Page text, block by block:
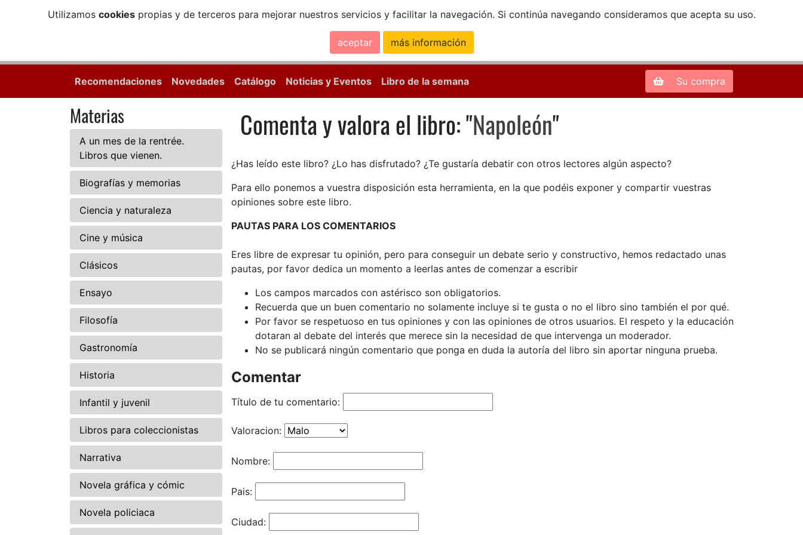
Utilizamos cookiespropias y de terceros para mejorar nuestros servicios y facilitar la navegación. Si continúa navegando consideramos que acepta su uso.
aceptar más información
Zona de Clientes
Recomendaciones Novedades Catálogo Noticias y Eventos Libro de la semana Su compra
Materias
A un mes de la rentrée.
Libros que vienen.
Biografías y memorias
Ciencia y naturaleza
Cine y música
Clásicos
Ensayo
Filosofía
Gastronomía
Historia
Infantil y juvenil
Libros para coleccionistas
Narrativa
Novela gráfica y cómic
Novela policiaca
Comenta y valora el libro: Napoleón
Comenta y valora el libro: "Napoleón"
¿Has leído este libro? ¿Lo has disfrutado? ¿Te gustaría debatir con otros lectores algún aspecto?
Para ello ponemos a vuestra disposición esta herramienta, en la que podéis exponer y compartir vuestras
opiniones sobre este libro.
PAUTAS PARA LOS COMENTARIOS
Eres libre de expresar tu opinión, pero para conseguir un debate serio y constructivo, hemos redactado unas
pautas, por favor dedica un momento a leerlas antes de comenzar a escribir
Los campos marcados con astérisco son obligatorios.
Recuerda que un buen comentario no solamente incluye si te gusta o no el libro sino también el por qué.
Por favor se respetuoso en tus opiniones y con las opiniones de otros usuarios. El respeto y la educación
dotaran al debate del interés que merece sin la necesidad de que intervenga un moderador.
No se publicará ningún comentario que ponga en duda la autoría del libro sin aportar ninguna prueba.
Comentar
Título de tu comentario:
Valoracion:
Nombre:
Pais:
Ciudad: